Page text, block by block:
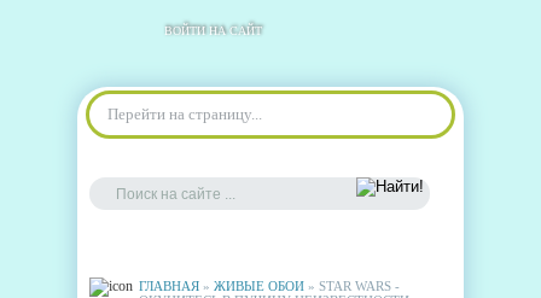
ВОЙТИ НА САЙТ
Перейти на страницу...
ГЛАВНАЯ » ЖИВЫЕ ОБОИ » STAR WARS -